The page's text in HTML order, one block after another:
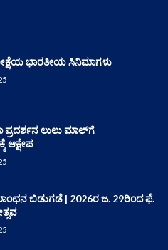
ಭಾರತೀಯ ಸಿನಿಮಾಗಳು
ಪ್ರದರ್ಶನ ಲುಲು ಮಾಲ್‌ಗೆ
ಆಕ್ಷೇಪ
ಬಿಡುಗಡೆ | 2026ರ ಜ. 29ರಿಂದ ಫೆ.